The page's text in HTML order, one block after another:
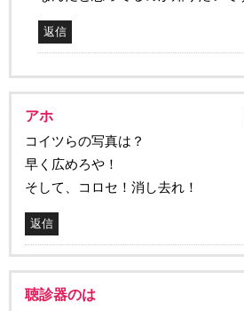
返信
アホ
コイツらの写真は？
早く広めろや！
そして、コロセ！消し去れ！
返信
聴診器のは